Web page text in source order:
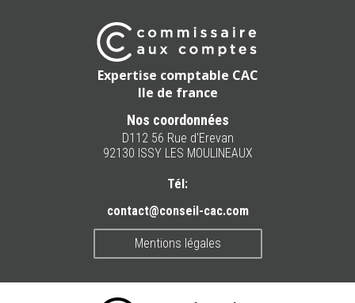
Expertise comptable CAC
Ile de france
Nos coordonnées
D112 56 Rue d'Erevan
92130 ISSY LES MOULINEAUX
Tél:
contact@conseil-cac.com
Mentions légales